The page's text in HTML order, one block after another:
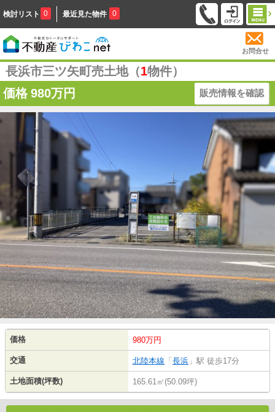
検討リスト 0 最近見た物件 0
お問合せ
長浜市三ツ矢町売土地（1物件）
価格 980万円 販売情報を確認
価格 980万円
交通 北陸本線 「 長浜 」駅 徒歩17分
土地面積(坪数) 165.61㎡(50.09坪)